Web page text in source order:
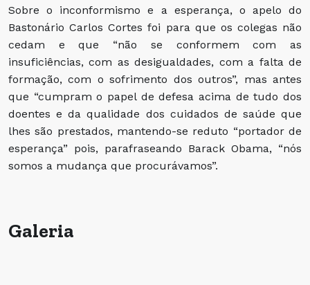
Sobre o inconformismo e a esperança, o apelo do
Bastonário Carlos Cortes foi para que os colegas não
cedam e que “não se conformem com as
insuficiências, com as desigualdades, com a falta de
formação, com o sofrimento dos outros”, mas antes
que “cumpram o papel de defesa acima de tudo dos
doentes e da qualidade dos cuidados de saúde que
lhes são prestados, mantendo-se reduto “portador de
esperança” pois, parafraseando Barack Obama, “nós
somos a mudança que procurávamos”.
Galeria